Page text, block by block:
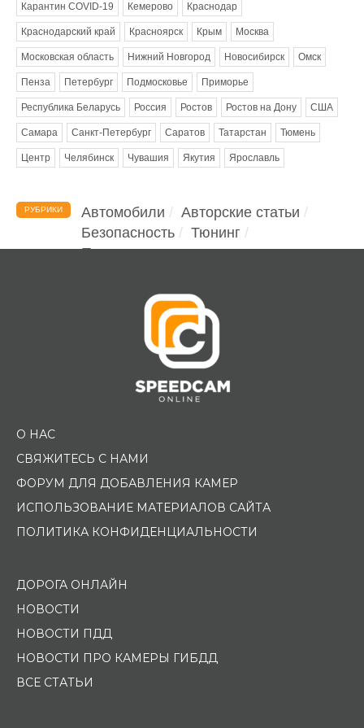
Карантин COVID-19 Кемерово Краснодар
Краснодарский край Красноярск Крым Москва
Московская область Нижний Новгород Новосибирск Омск
Пенза Петербург Подмосковье Приморье
Республика Беларусь Россия Ростов Ростов на Дону США
Самара Санкт-Петербург Саратов Татарстан Тюмень
Центр Челябинск Чувашия Якутия Ярославль
РУБРИКИ Автомобили
Авторские статьи
Безопасность
Тюнинг
Помощь водителю
О НАС
СВЯЖИТЕСЬ С НАМИ
ФОРУМ ДЛЯ ДОБАВЛЕНИЯ КАМЕР
ИСПОЛЬЗОВАНИЕ МАТЕРИАЛОВ САЙТА
ПОЛИТИКА КОНФИДЕНЦИАЛЬНОСТИ
ДОРОГА ОНЛАЙН
НОВОСТИ
НОВОСТИ ПДД
НОВОСТИ ПРО КАМЕРЫ ГИБДД
ВСЕ СТАТЬИ